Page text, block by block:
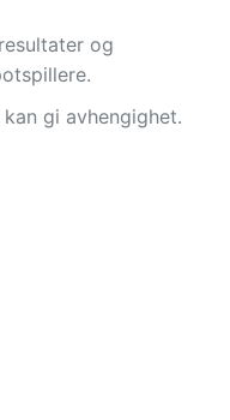
og
gi avhengighet.